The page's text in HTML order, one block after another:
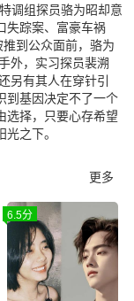
调组探员骆为昭却意
失踪案、富豪车祸
到公众面前，骆为
外，实习探员裴溯
另有其人在穿针引
到基因决定不了一个
选择，只要心存希望
之下。
更多
6.5分